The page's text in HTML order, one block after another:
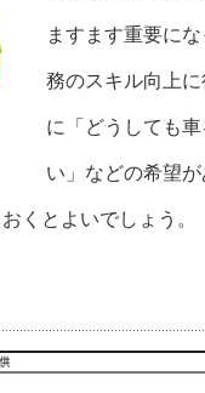
ますます重要に
務のスキル向上
に「どうしても
い」などの希望
くとよいでしょう。